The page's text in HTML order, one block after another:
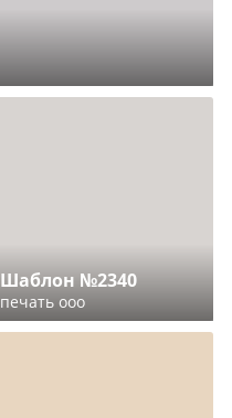
Шаблон №2340
печать ооо